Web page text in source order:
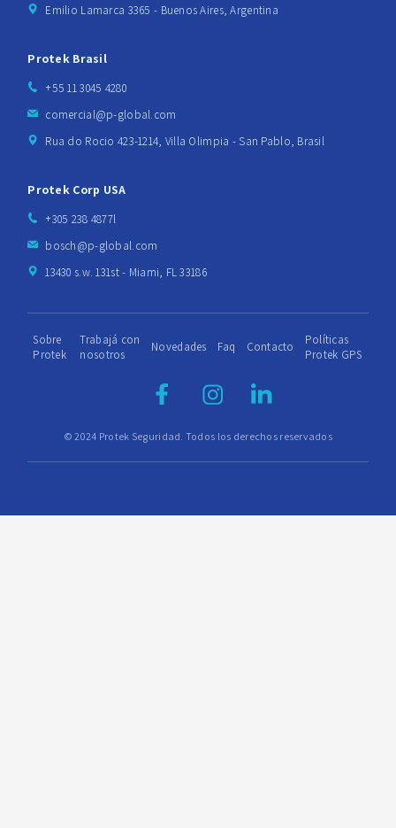
Emilio Lamarca 3365 - Buenos Aires, Argentina
Protek Brasil
+55 11 3045 4280
comercial@p-global.com
Rua do Rocio 423-1214, Villa Olimpia - San Pablo, Brasil
Protek Corp USA
+305 238 4877l
bosch@p-global.com
13430 s.w. 131st - Miami, FL 33186
© 2024 Protek Seguridad. Todos los derechos reservados
Sobre
Protek
Trabajá con
nosotros
Novedades Faq Contacto
Políticas
Protek GPS